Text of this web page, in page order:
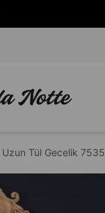
Tül Gecelik 7535